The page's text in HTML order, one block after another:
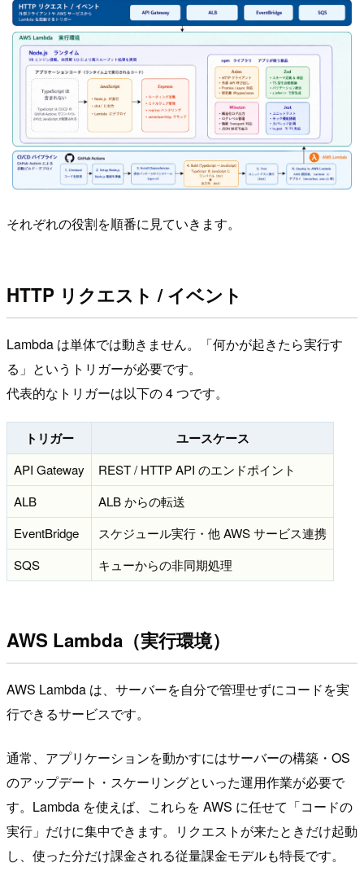
それぞれの役割を順番に見ていきます。
HTTP リクエスト / イベント
Lambda は単体では動きません。「何かが起きたら実行す
る」というトリガーが必要です。
代表的なトリガーは以下の 4 つです。
トリガー ユースケース
API Gateway
REST / HTTP API のエンドポイント
ALB
ALB からの転送
EventBridge
スケジュール実行・他 AWS サービス連携
SQS
キューからの非同期処理
AWS Lambda（実行環境）
AWS Lambda は、サーバーを自分で管理せずにコードを実
行できるサービスです。
通常、アプリケーションを動かすにはサーバーの構築・OS
のアップデート・スケーリングといった運用作業が必要で
す。Lambda を使えば、これらを AWS に任せて「コードの
実行」だけに集中できます。リクエストが来たときだけ起動
し、使った分だけ課金される従量課金モデルも特長です。